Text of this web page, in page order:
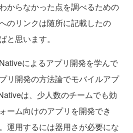
からなかった点を調べるための
のリンクは随所に記載したの
と思います。
によるアプリ開発を学んで
リ開発の方法論でモバイルアプ
は、少人数のチームでも効
ーム向けのアプリを開発でき
運用するには器用さが必要にな